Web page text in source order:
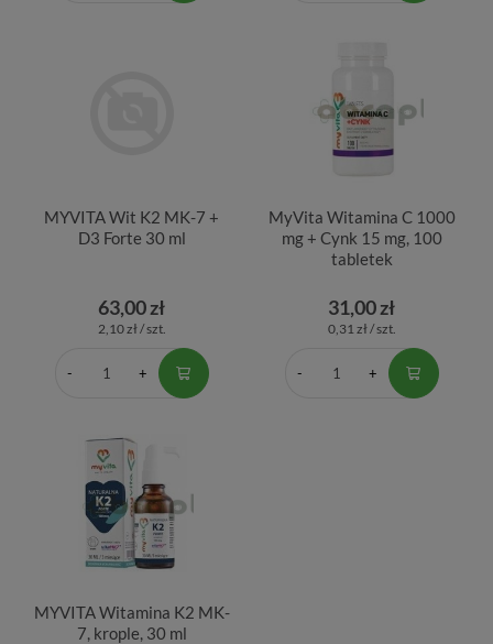
MYVITA Wit K2 MK-7 +
D3 Forte 30 ml
63,00 zł
2,10 zł / szt.
MyVita Witamina C 1000
mg + Cynk 15 mg, 100
tabletek
31,00 zł
0,31 zł / szt.
MYVITA Witamina K2 MK-
7, krople, 30 ml